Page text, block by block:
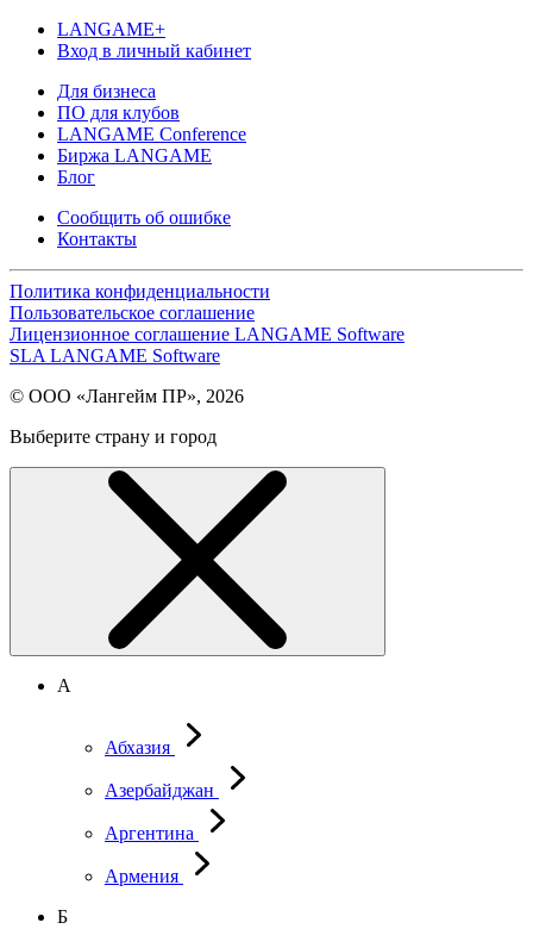
LANGAME+
Вход в личный кабинет
Для бизнеса
ПО для клубов
LANGAME Conference
Биржа LANGAME
Блог
Сообщить об ошибке
Контакты
Политика конфиденциальности
Пользовательское соглашение
Лицензионное соглашение LANGAME Software
SLA LANGAME Software
© ООО «Лангейм ПР», 2026
Выберите страну и город
А
Абхазия
Азербайджан
Аргентина
Армения
Б